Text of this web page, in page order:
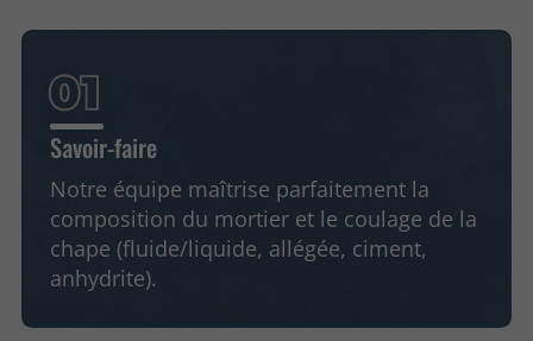
Savoir-faire
Notre équipe maîtrise parfaitement la
composition du mortier et le coulage de la
chape (fluide/liquide, allégée, ciment,
anhydrite).